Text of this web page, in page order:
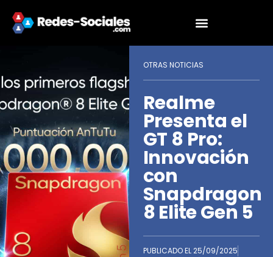
OTRAS NOTICIAS
Realme
Presenta el
GT 8 Pro:
Innovación
con
Snapdragon
8 Elite Gen 5
PUBLICADO EL25/09/2025